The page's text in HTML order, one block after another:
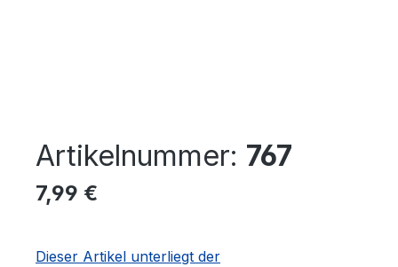
Artikelnummer: 767
Regulärer Preis:
7,99 €
Dieser Artikel unterliegt der